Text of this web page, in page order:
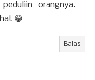
orangnya.
😁
Balas